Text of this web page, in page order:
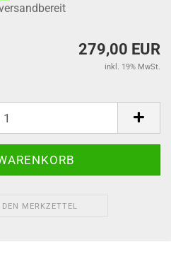
279,00 EUR
inkl. 19% MwSt.
DEN MERKZETTEL